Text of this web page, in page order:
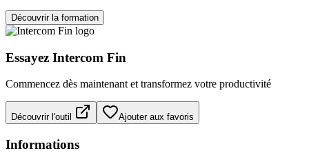
Découvrir la formation
Essayez Intercom Fin
Commencez dès maintenant et transformez votre productivité
Découvrir l'outil Ajouter aux favoris
Informations